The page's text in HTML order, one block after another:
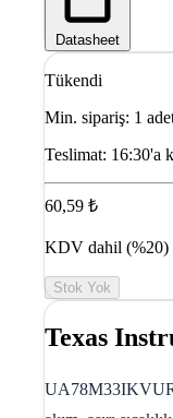
Datasheet
Tükendi
Min. sipariş: 1
Teslimat: 16:30'a
60,59 ₺
KDV dahil (%20)
Stok Yok
Texas